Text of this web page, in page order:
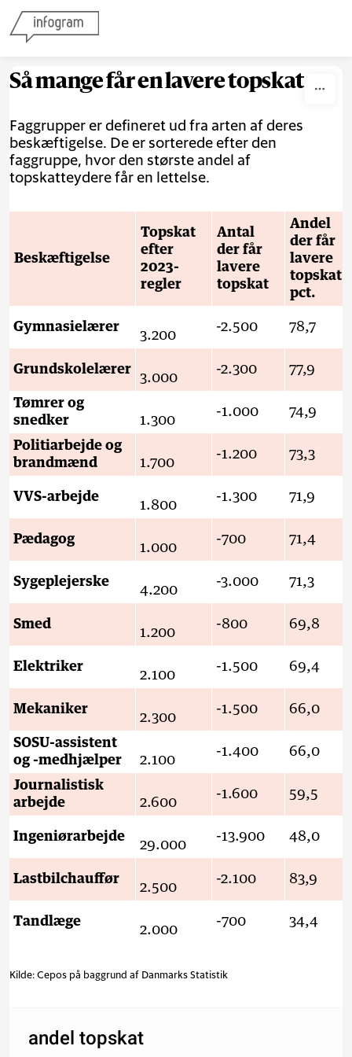
Så mange får en lavere topskat
Faggrupper er defineret ud fra arten af deres
beskæftigelse. De er sorterede efter den
faggruppe, hvor den største andel af
topskatteydere får en lettelse.
Beskæftigelse
Topskat
efter
2023-
regler
Antal
der får
lavere
topskat
Andel
der får
lavere
topskat
pct.
Gymnasielærer
3.200
-2.500 78,7
Grundskolelærer
3.000
-2.300 77,9
Tømrer og
snedker
1.300
-1.000 74,9
Politiarbejde og
brandmænd
1.700
-1.200 73,3
VVS-arbejde
1.800
-1.300 71,9
Pædagog
1.000
-700 71,4
Sygeplejerske
4.200
-3.000 71,3
Smed
1.200
-800 69,8
Elektriker
2.100
-1.500 69,4
Mekaniker
2.300
-1.500 66,0
SOSU-assistent
og -medhjælper
2.100
-1.400 66,0
Journalistisk
arbejde
2.600
-1.600 59,5
Ingeniørarbejde
29.000
-13.900 48,0
Lastbilchauffør
2.500
-2.100 83,9
Tandlæge
2.000
-700 34,4
Kilde: Cepos på baggrund af Danmarks Statistik
andel topskat